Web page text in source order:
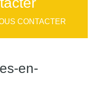
CONTACTER
en-